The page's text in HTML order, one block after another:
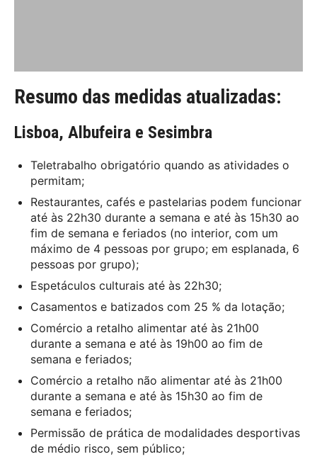
Resumo das medidas atualizadas:
Lisboa, Albufeira e Sesimbra
Teletrabalho obrigatório quando as atividades o
permitam;
Restaurantes, cafés e pastelarias podem funcionar
até às 22h30 durante a semana e até às 15h30 ao
fim de semana e feriados (no interior, com um
máximo de 4 pessoas por grupo; em esplanada, 6
pessoas por grupo);
Espetáculos culturais até às 22h30;
Casamentos e batizados com 25 % da lotação;
Comércio a retalho alimentar até às 21h00
durante a semana e até às 19h00 ao fim de
semana e feriados;
Comércio a retalho não alimentar até às 21h00
durante a semana e até às 15h30 ao fim de
semana e feriados;
Permissão de prática de modalidades desportivas
de médio risco, sem público;